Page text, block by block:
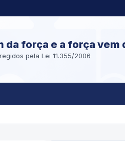
da força e a força
pela Lei 11.355/2006